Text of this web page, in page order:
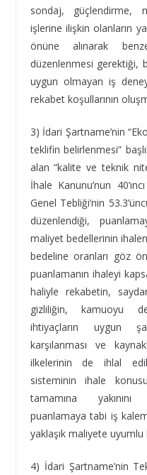
sondaj, güçlendirme,
işlerine ilişkin olanların
önüne alınarak
düzenlenmesi gerektiği,
uygun olmayan iş
rekabet koşullarının
3) İdari Şartname’nin
teklifin belirlenmesi”
alan “kalite ve teknik
İhale Kanunu’nun
Genel Tebliği’nin
düzenlendiği,
maliyet bedellerinin
bedeline oranları göz
puanlamanın ihaleyi
haliyle rekabetin,
gizliliğin, kamuoyu
ihtiyaçların uygun
karşılanması ve
ilkelerinin de ihlal
sisteminin ihale
tamamına
puanlamaya tabi iş
yaklaşık maliyete
4) İdari Şartname’nin